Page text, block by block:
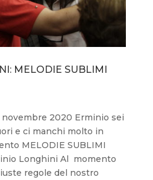
MELODIE SUBLIMI
2020 Erminio sei
e ci manchi molto in
MELODIE SUBLIMI
Longhini Al momento
regole del nostro